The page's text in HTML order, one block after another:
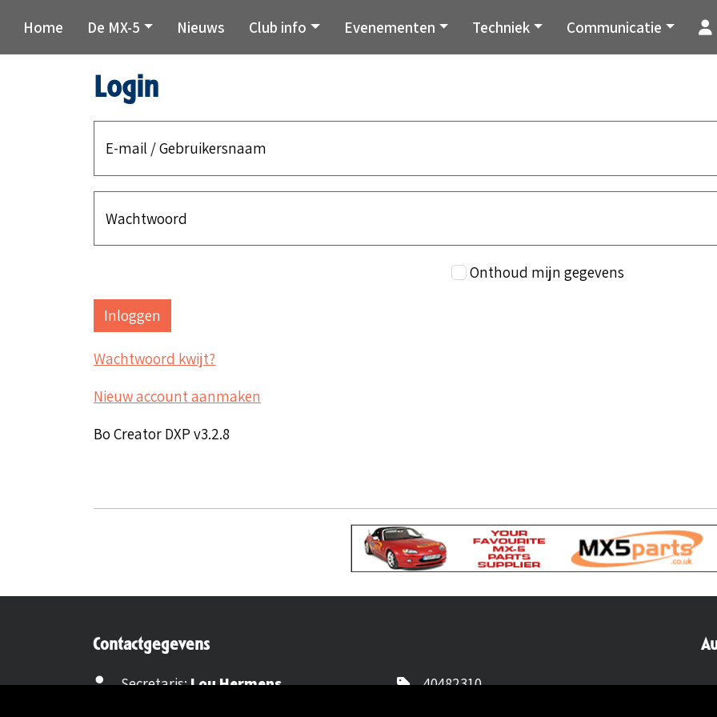
Home De MX-5 Nieuws Club info Evenementen Techniek Communicatie
Login
E-mail / Gebruikersnaam
Wachtwoord
Onthoud mijn gegevens
Wachtwoord kwijt?
Nieuw account aanmaken
Bo Creator DXP v3.2.8
Contactgegevens
Secretaris:Lou Hermens
40482310